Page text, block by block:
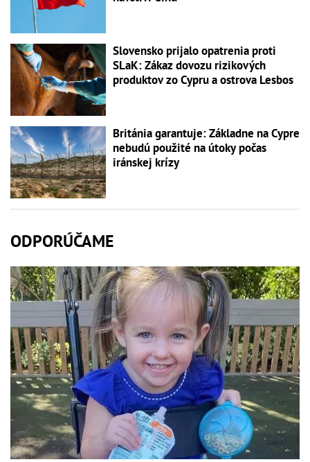
Slovensko prijalo opatrenia proti
SLaK: Zákaz dovozu rizikových
produktov zo Cypru a ostrova Lesbos
Británia garantuje: Základne na Cypre
nebudú použité na útoky počas
iránskej krízy
ODPORÚČAME